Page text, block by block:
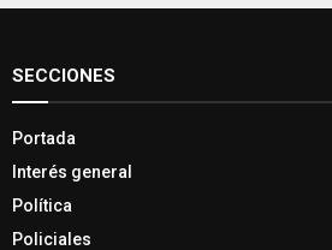
SECCIONES
Portada
Interés general
Política
Policiales